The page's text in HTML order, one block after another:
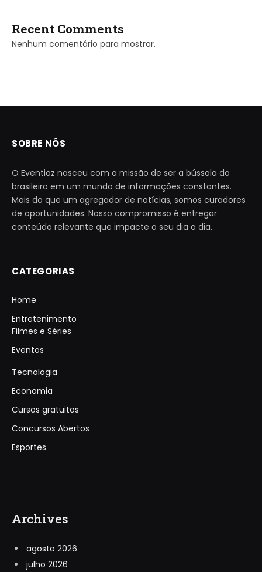
Recent Comments
Nenhum comentário para mostrar.
SOBRE NÓS
O Eventioz nasceu com a missão de ser a bússola do
brasileiro em um mundo de informações constantes.
Mais do que um agregador de notícias, somos curadores
de oportunidades. Nosso compromisso é entregar
conteúdo relevante que impacte o seu dia a dia.
CATEGORIAS
Home
Entretenimento
Filmes e Séries
Eventos
Tecnologia
Economia
Cursos gratuitos
Concursos Abertos
Esportes
Archives
agosto 2026
julho 2026